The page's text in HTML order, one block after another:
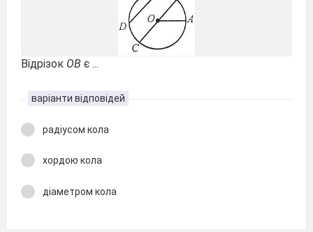
Відрізок ОВ є ...
варіанти відповідей
радіусом кола
хордою кола
діаметром кола